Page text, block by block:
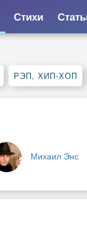
Стихи
РЭП, ХИП-ХОП
Михаил Энс